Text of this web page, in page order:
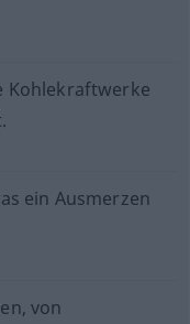
Kohlekraftwerke
ein Ausmerzen
von